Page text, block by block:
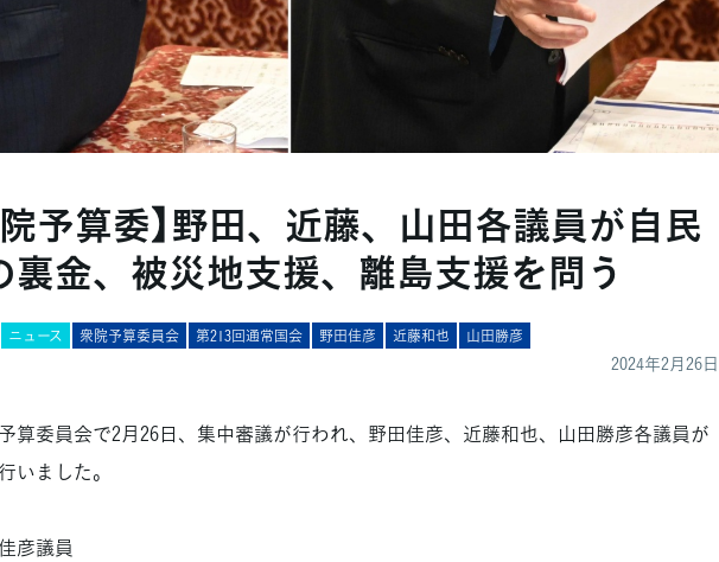
院予算委】野田、近藤、山田各議員が自民
裏金、被災地支援、離島支援を問う
ニュース 衆院予算委員会 第213回通常国会 野田佳彦 近藤和也 山田勝彦
2024年2月26日
算委員会で2月26日、集中審議が行われ、野田佳彦、近藤和也、山田勝彦各議員が
いました。
彦議員